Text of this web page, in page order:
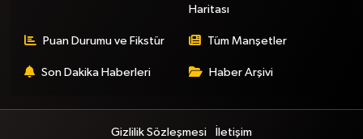
Haritası
Puan Durumu ve Fikstür Tüm Manşetler
Son Dakika Haberleri Haber Arşivi
Gizlilik Sözleşmesi İletişim